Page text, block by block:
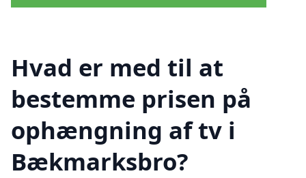
Hvad er med til at
bestemme prisen på
ophængning af tv i
Bækmarksbro?